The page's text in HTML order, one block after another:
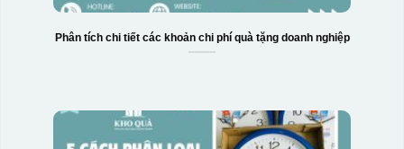
Phân tích chi tiết các khoản chi phí quà tặng doanh nghiệp